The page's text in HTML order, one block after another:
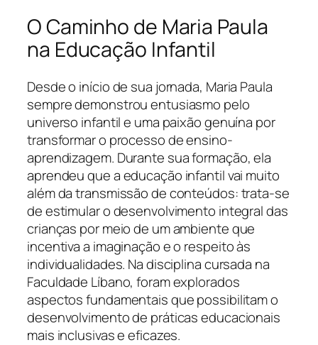
O Caminho de Maria Paula
na Educação Infantil
Desde o início de sua jornada, Maria Paula
sempre demonstrou entusiasmo pelo
universo infantil e uma paixão genuína por
transformar o processo de ensino-
aprendizagem. Durante sua formação, ela
aprendeu que a educação infantil vai muito
além da transmissão de conteúdos: trata-se
de estimular o desenvolvimento integral das
crianças por meio de um ambiente que
incentiva a imaginação e o respeito às
individualidades. Na disciplina cursada na
Faculdade Líbano, foram explorados
aspectos fundamentais que possibilitam o
desenvolvimento de práticas educacionais
mais inclusivas e eficazes.